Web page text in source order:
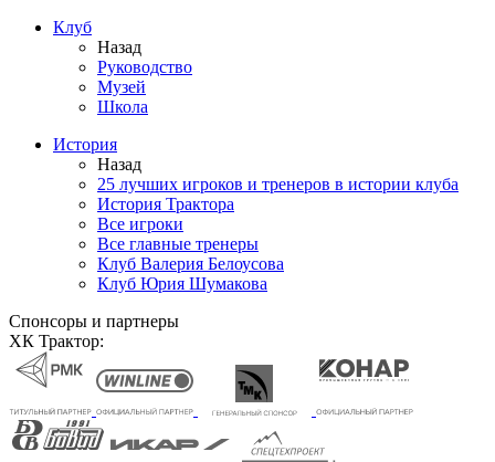
Клуб
Назад
Руководство
Музей
Школа
История
Назад
25 лучших игроков и тренеров в истории клуба
История Трактора
Все игроки
Все главные тренеры
Клуб Валерия Белоусова
Клуб Юрия Шумакова
Спонсоры и партнеры
ХК Трактор: